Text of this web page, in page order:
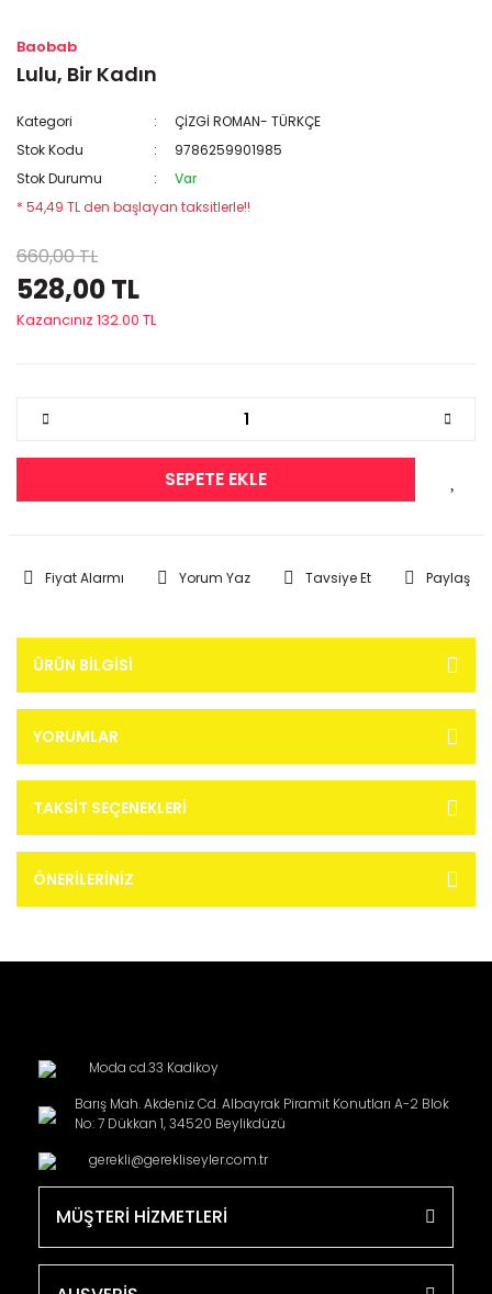
Baobab
Lulu, Bir Kadın
Kategori
ÇİZGİ ROMAN- TÜRKÇE
Stok Kodu
9786259901985
Stok Durumu
Var
* 54,49 TL den başlayan taksitlerle!!
660,00 TL
528,00 TL
Kazancınız 132.00 TL
SEPETE EKLE
Fiyat Alarmı Yorum Yaz Tavsiye Et Paylaş
ÜRÜN BILGISI
YORUMLAR
TAKSIT SEÇENEKLERI
ÖNERILERINIZ
Moda cd.33 Kadikoy
Barış Mah. Akdeniz Cd. Albayrak Piramit Konutları A-2 Blok
No: 7 Dükkan 1, 34520 Beylikdüzü
gerekli@gerekliseyler.com.tr
MÜŞTERİ HİZMETLERİ